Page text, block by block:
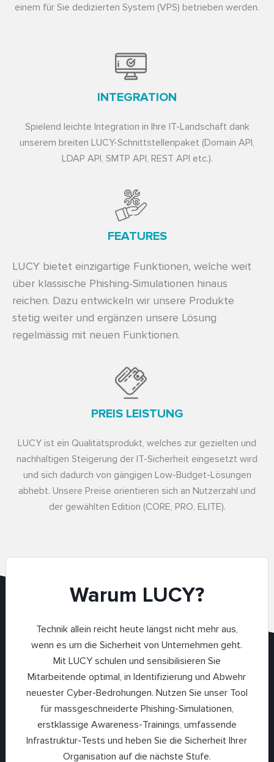
einem für Sie dedizierten System (VPS) betrieben werden.
INTEGRATION
Spielend leichte Integration in Ihre IT-Landschaft dank
unserem breiten LUCY-Schnittstellenpaket (Domain API,
LDAP API, SMTP API, REST API etc.).
FEATURES
LUCY bietet einzigartige Funktionen, welche weit
über klassische Phishing-Simulationen hinaus
reichen. Dazu entwickeln wir unsere Produkte
stetig weiter und ergänzen unsere Lösung
regelmässig mit neuen Funktionen.
PREIS LEISTUNG
LUCY ist ein Qualitätsprodukt, welches zur gezielten und
nachhaltigen Steigerung der IT-Sicherheit eingesetzt wird
und sich dadurch von gängigen Low-Budget-Lösungen
abhebt. Unsere Preise orientieren sich an Nutzerzahl und
der gewählten Edition (CORE, PRO, ELITE).
Warum LUCY?
Technik allein reicht heute längst nicht mehr aus,
wenn es um die Sicherheit von Unternehmen geht.
Mit LUCY schulen und sensibilisieren Sie
Mitarbeitende optimal, in Identifizierung und Abwehr
neuester Cyber-Bedrohungen. Nutzen Sie unser Tool
für massgeschneiderte Phishing-Simulationen,
erstklassige Awareness-Trainings, umfassende
Infrastruktur-Tests und heben Sie die Sicherheit Ihrer
Organisation auf die nächste Stufe.